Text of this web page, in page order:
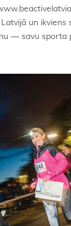
un ikviens
— savu sporta